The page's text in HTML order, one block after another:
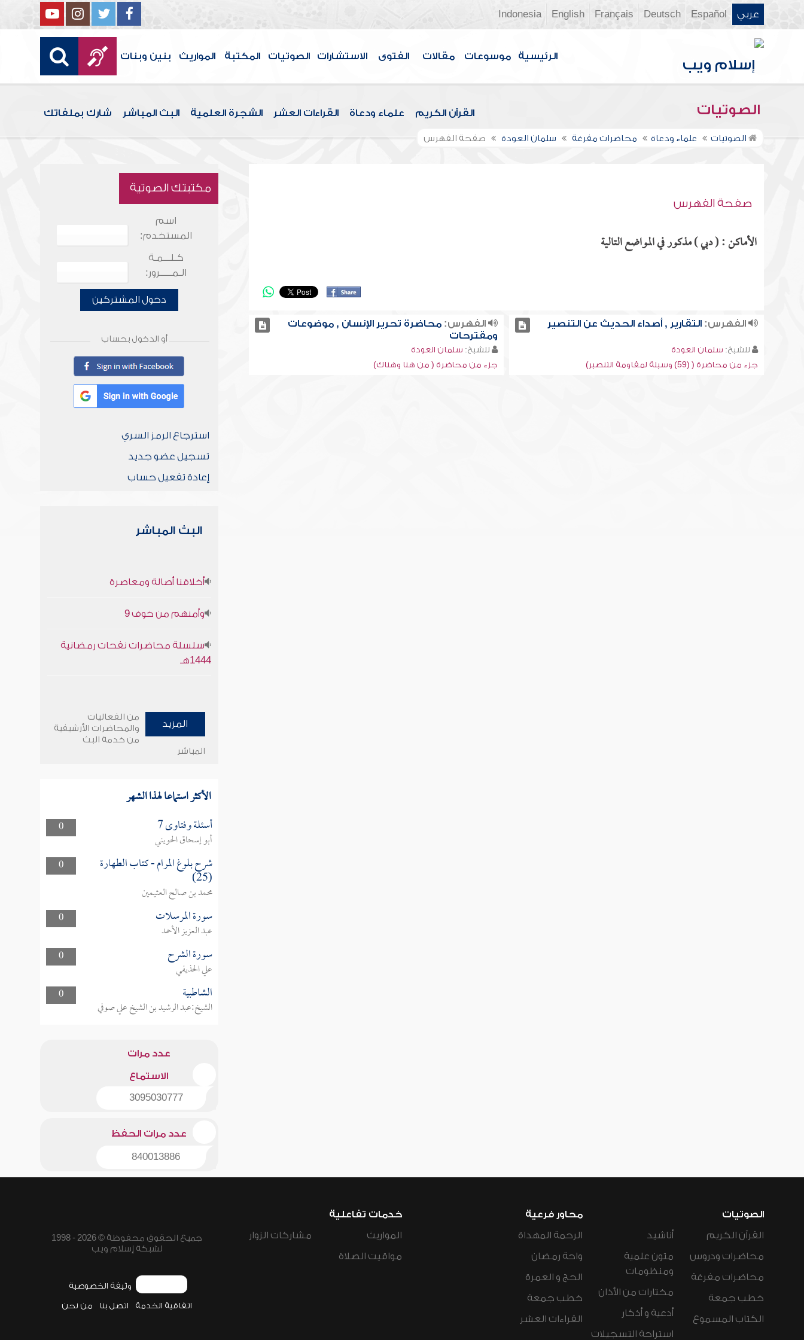
عربي Español
Deutsch
Français
English
Indonesia
الرئيسية موسوعات مقالات الفتوى الاستشارات الصوتيات المكتبة المواريث بنين وبنات
الصوتيات القرآن الكريم علماء ودعاة القراءات العشر الشجرة العلمية البث المباشر شارك بملفاتك
الصوتيات علماء ودعاة محاضرات مفرغة سلمان العودة صفحة الفهرس
صفحة الفهرس
الأماكن : ( دبي ) مذكور في المواضع التالية
الفهرس:التقارير , أصداء الحديث عن التنصير
للشيخ: سلمان العودة
جزء من محاضرة ( (59) وسيلة لمقاومة التنصير)
الفهرس: محاضرة تحرير الإنسان , موضوعات
ومقترحات
للشيخ: سلمان العودة
جزء من محاضرة ( من هنا وهناك)
مكتبتك الصوتية
اسم
المستخدم:
كـلـــمـة
الـمـــــرور:
دخول المشتركين
أو الدخول بحساب
استرجاع الرمز السري
تسجيل عضو جديد
إعادة تفعيل حساب
البث المباشر
أخلاقنا أصالة ومعاصرة
وأمنهم من خوف 9
سلسلة محاضرات نفحات رمضانية
1444هـ
المزيد
من الفعاليات
والمحاضرات الأرشيفية
من خدمة البث
المباشر
الأكثر استماعا لهذا الشهر
0 أسئلة وفتاوى 7
أبو إسحاق الحويني
0
شرح بلوغ المرام - كتاب الطهارة
(25)
محمد بن صالح العثيمين
0
سورة المرسلات
عبد العزيز الأحمد
0
سورة الشرح
علي الحذيفي
0
الشاطبية
الشيخ:عبد الرشيد بن الشيخ علي صوفي
عدد مرات
الاستماع
3095030777
عدد مرات الحفظ
840013886
الصوتيات
القرآن الكريم
محاضرات ودروس
محاضرات مفرغة
خطب جمعة
الكتاب المسموع
أناشيد
متون علمية
ومنظومات
مختارات من الأذان
أدعية و أذكار
استراحة التسجيلات
محاور فرعية
الرحمة المهداة
واحة رمضان
الحج و العمرة
خطب جمعة
القراءات العشر
خدمات تفاعلية
المواريث
مواقيت الصلاة
مشاركات الزوار
جميع الحقوق محفوظة © 2026 - 1998
لشبكة إسلام ويب
وثيقة الخصوصية
اتفاقية الخدمة اتصل بنا من نحن